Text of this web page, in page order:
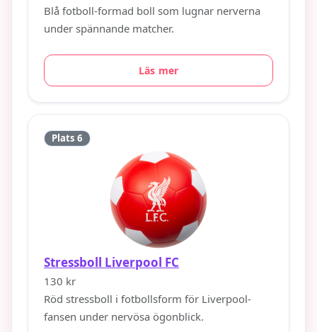
Blå fotboll-formad boll som lugnar nerverna
under spännande matcher.
Läs mer
Plats 6
Stressboll Liverpool FC
130 kr
Röd stressboll i fotbollsform för Liverpool-
fansen under nervösa ögonblick.